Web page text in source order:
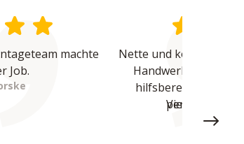
machte
Job.
Nette und kompetente
Handwerker waren
hilfsbereit und
perfekte
Vielen Dank -
Next